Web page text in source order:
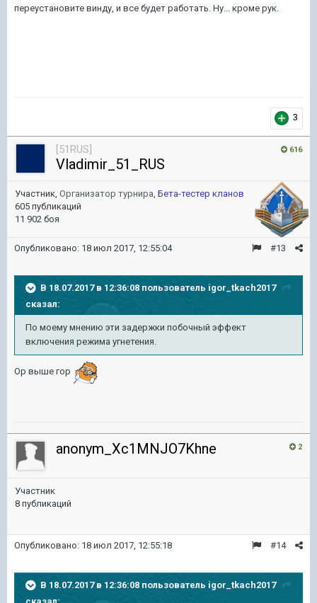
переустановите винду, и все будет работать. Ну... кроме рук.
3
616
[51RUS]
Vladimir_51_RUS
Участник, Организатор турнира Бета-тестер кланов
605 публикаций
11 902 боя
#13
Опубликовано: 18 июл 2017, 12:55:04
В 18.07.2017 в 12:36:08 пользователь igor_tkach2017
сказал:
По моему мнению эти задержки побочный эффект
включения режима угнетения.
Ор выше гор
2
anonym_Xc1MNJO7Khne
Участник
8 публикаций
#14
Опубликовано: 18 июл 2017, 12:55:18
В 18.07.2017 в 12:36:08 пользователь igor_tkach2017